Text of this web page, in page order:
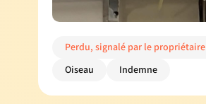
Perdu, signalé par le propriétaire
Oiseau
Indemne